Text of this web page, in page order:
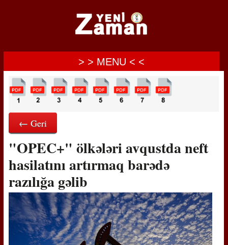
> > MENU < <
← Geri
"OPEC+" ölkələri avqustda neft
hasilatını artırmaq barədə
razılığa gəlib